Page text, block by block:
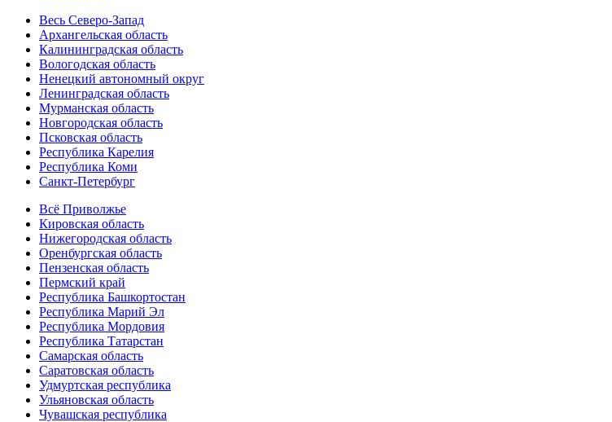
Весь Северо-Запад
Архангельская область
Калининградская область
Вологодская область
Ненецкий автономный округ
Ленинградская область
Мурманская область
Новгородская область
Псковская область
Республика Карелия
Республика Коми
Санкт-Петербург
Всё Приволжье
Кировская область
Нижегородская область
Оренбургская область
Пензенская область
Пермский край
Республика Башкортостан
Республика Марий Эл
Республика Мордовия
Республика Татарстан
Самарская область
Саратовская область
Удмуртская республика
Ульяновская область
Чувашская республика